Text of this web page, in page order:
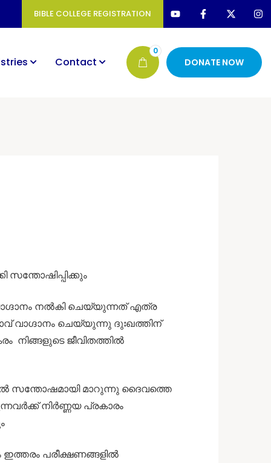
BIBLE COLLEGE REGISTRATION
Contact
0
DONATE NOW
സന്തോഷിപ്പിക്കും
നൽകി ചെയ്യുന്നത് എത്ര
വാഗ്ദാനം ചെയ്യുന്നു ദുഃഖത്തിന്
നിങ്ങളുടെ ജീവിതത്തിൽ
സന്തോഷമായി മാറുന്നു ദൈവത്തെ
നിർണ്ണയ പ്രകാരം
ഇത്തരം പരീക്ഷണങ്ങളിൽ